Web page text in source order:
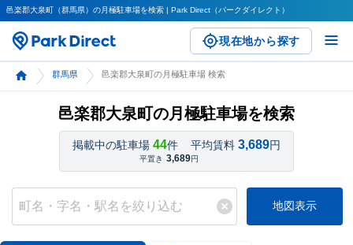
邑楽郡大泉町（群馬県）の月極駐車場を検索 | Park Direct（パークダイレクト）
現在地から探す
群馬県 邑楽郡大泉町の月極駐車場 検索
邑楽郡大泉町の月極駐車場を検索
掲載中の駐車場 44件 平均賃料 3,689円
平置き 3,689円
地図表示